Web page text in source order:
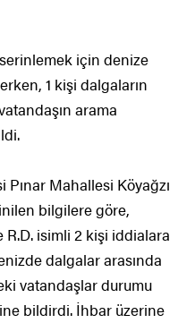
için denize
1 kişi dalgaların
arama
Pınar Mahallesi Köyağzı
bilgilere göre,
isimli 2 kişi iddialara
dalgalar arasında
vatandaşlar durumu
bildirdi. İhbar üzerine